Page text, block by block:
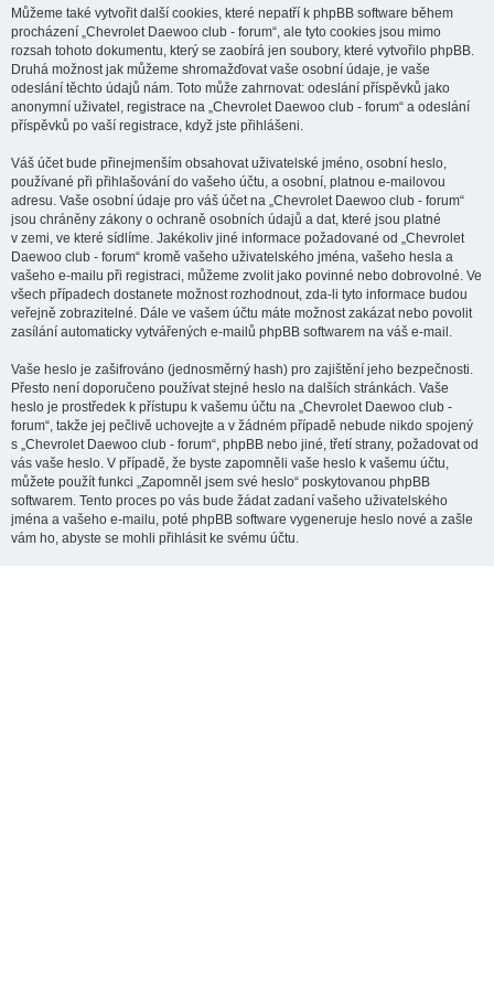
Můžeme také vytvořit další cookies, které nepatří k phpBB software během
procházení „Chevrolet Daewoo club - forum“, ale tyto cookies jsou mimo
rozsah tohoto dokumentu, který se zaobírá jen soubory, které vytvořilo phpBB.
Druhá možnost jak můžeme shromažďovat vaše osobní údaje, je vaše
odeslání těchto údajů nám. Toto může zahrnovat: odeslání příspěvků jako
anonymní uživatel, registrace na „Chevrolet Daewoo club - forum“ a odeslání
příspěvků po vaší registrace, když jste přihlášeni.
Váš účet bude přinejmenším obsahovat uživatelské jméno, osobní heslo,
používané při přihlašování do vašeho účtu, a osobní, platnou e-mailovou
adresu. Vaše osobní údaje pro váš účet na „Chevrolet Daewoo club - forum“
jsou chráněny zákony o ochraně osobních údajů a dat, které jsou platné
v zemi, ve které sídlíme. Jakékoliv jiné informace požadované od „Chevrolet
Daewoo club - forum“ kromě vašeho uživatelského jména, vašeho hesla a
vašeho e-mailu při registraci, můžeme zvolit jako povinné nebo dobrovolné. Ve
všech případech dostanete možnost rozhodnout, zda-li tyto informace budou
veřejně zobrazitelné. Dále ve vašem účtu máte možnost zakázat nebo povolit
zasílání automaticky vytvářených e-mailů phpBB softwarem na váš e-mail.
Vaše heslo je zašifrováno (jednosměrný hash) pro zajištění jeho bezpečnosti.
Přesto není doporučeno používat stejné heslo na dalších stránkách. Vaše
heslo je prostředek k přístupu k vašemu účtu na „Chevrolet Daewoo club -
forum“, takže jej pečlivě uchovejte a v žádném případě nebude nikdo spojený
s „Chevrolet Daewoo club - forum“, phpBB nebo jiné, třetí strany, požadovat od
vás vaše heslo. V případě, že byste zapomněli vaše heslo k vašemu účtu,
můžete použít funkci „Zapomněl jsem své heslo“ poskytovanou phpBB
softwarem. Tento proces po vás bude žádat zadaní vašeho uživatelského
jména a vašeho e-mailu, poté phpBB software vygeneruje heslo nové a zašle
vám ho, abyste se mohli přihlásit ke svému účtu.